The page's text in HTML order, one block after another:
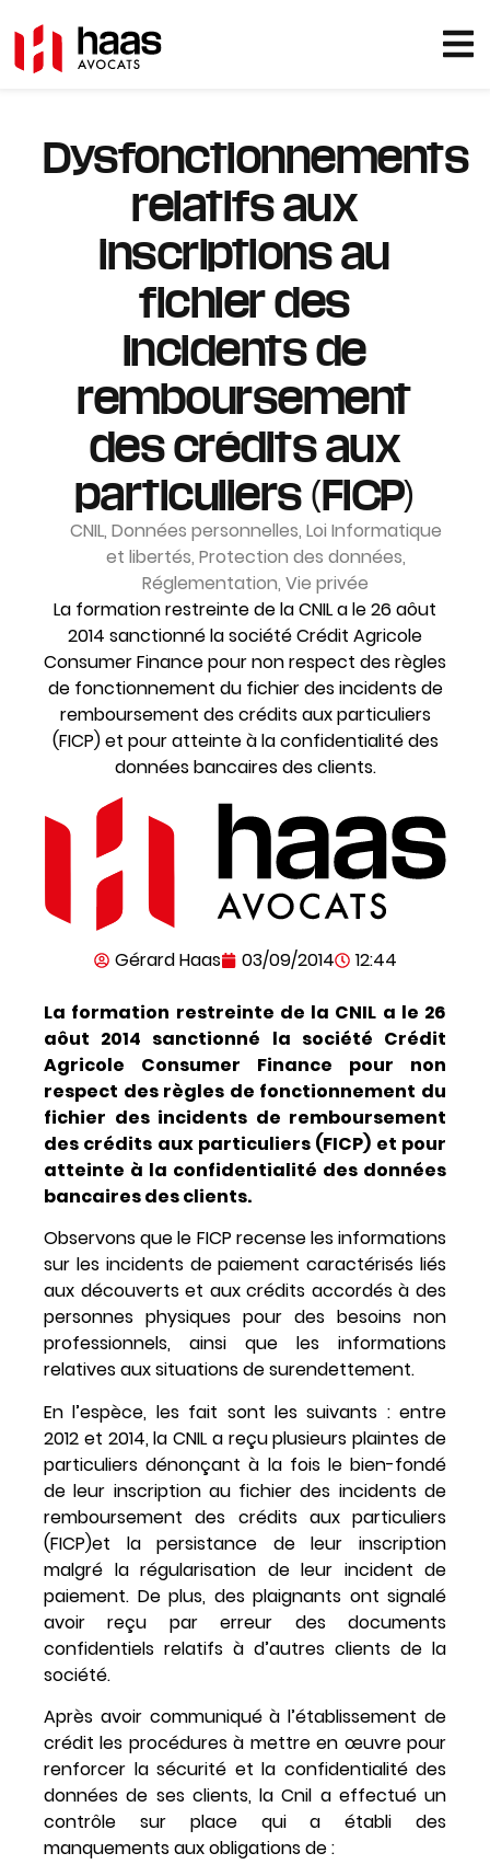
Dysfonctionnements
relatifs aux
inscriptions au
fichier des
incidents de
remboursement
des crédits aux
particuliers (FICP)
CNIL, Données personnelles, Loi Informatique
et libertés, Protection des données,
Réglementation, Vie privée
La formation restreinte de la CNIL a le 26 aôut
2014 sanctionné la société Crédit Agricole
Consumer Finance pour non respect des règles
de fonctionnement du fichier des incidents de
remboursement des crédits aux particuliers
(FICP) et pour atteinte à la confidentialité des
données bancaires des clients.
Gérard Haas 03/09/2014 12:44
La formation restreinte de la CNIL a le 26
aôut 2014 sanctionné la société Crédit
Agricole Consumer Finance pour non
respect des règles de fonctionnement du
fichier des incidents de remboursement
des crédits aux particuliers (FICP) et pour
atteinte à la confidentialité des données
bancaires des clients.
Observons que le FICP recense les informations
sur les incidents de paiement caractérisés liés
aux découverts et aux crédits accordés à des
personnes physiques pour des besoins non
professionnels, ainsi que les informations
relatives aux situations de surendettement.
En l’espèce, les fait sont les suivants : entre
2012 et 2014, la CNIL a reçu plusieurs plaintes de
particuliers dénonçant à la fois le bien-fondé
de leur inscription au fichier des incidents de
remboursement des crédits aux particuliers
(FICP)et la persistance de leur inscription
malgré la régularisation de leur incident de
paiement. De plus, des plaignants ont signalé
avoir reçu par erreur des documents
confidentiels relatifs à d’autres clients de la
société.
Après avoir communiqué à l’établissement de
crédit les procédures à mettre en œuvre pour
renforcer la sécurité et la confidentialité des
données de ses clients, la Cnil a effectué un
contrôle sur place qui a établi des
manquements aux obligations de :